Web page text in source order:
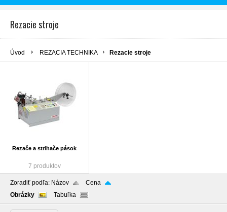
Rezacie stroje
Úvod REZACIA TECHNIKA Rezacie stroje
Rezače a strihače pások
7 produktov
Zoradiť podľa: Názov
Cena
Obrázky
Tabuľka